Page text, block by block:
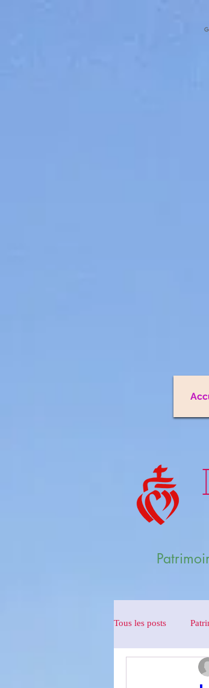
Tous les posts